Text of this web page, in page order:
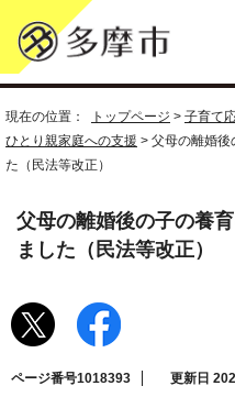
現在の位置： トップページ > 子育て
ひとり親家庭への支援 > 父母の離婚後
た（民法等改正）
父母の離婚後の子の養
ました（民法等改正）
ページ番号1018393 更新日